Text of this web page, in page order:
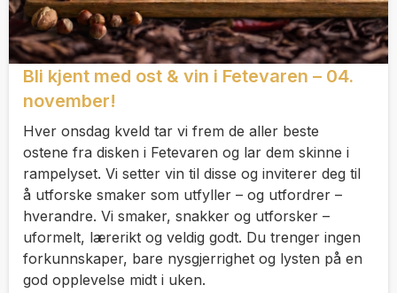
Bli kjent med ost & vin i Fetevaren – 04.
november!
Hver onsdag kveld tar vi frem de aller beste
ostene fra disken i Fetevaren og lar dem skinne i
rampelyset. Vi setter vin til disse og inviterer deg til
å utforske smaker som utfyller – og utfordrer –
hverandre. Vi smaker, snakker og utforsker –
uformelt, lærerikt og veldig godt. Du trenger ingen
forkunnskaper, bare nysgjerrighet og lysten på en
god opplevelse midt i uken.